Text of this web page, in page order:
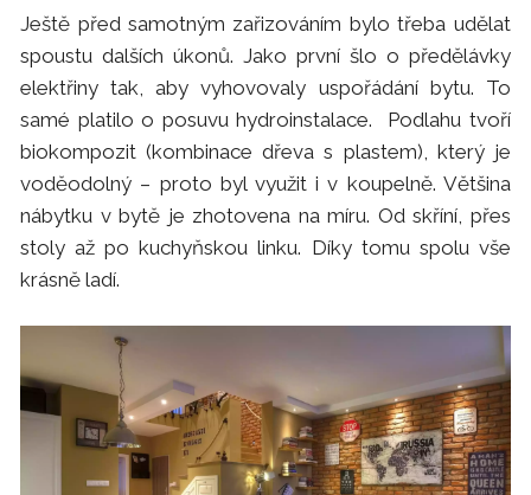
Ještě před samotným zařizováním bylo třeba udělat
spoustu dalších úkonů. Jako první šlo o předělávky
elektřiny tak, aby vyhovovaly uspořádání bytu. To
samé platilo o posuvu hydroinstalace. Podlahu tvoří
biokompozit (kombinace dřeva s plastem), který je
voděodolný – proto byl využit i v koupelně. Většina
nábytku v bytě je zhotovena na míru. Od skříní, přes
stoly až po kuchyňskou linku. Díky tomu spolu vše
krásně ladí.